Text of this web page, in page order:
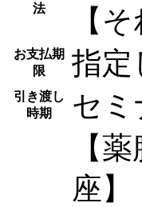
法
【
お支払期
限
指定
引き渡し
時期
セ
【
座】